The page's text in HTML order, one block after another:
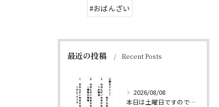
#おばんざい
最近の投稿 Recent Posts
2026/08/08
本日は土曜日ですので、たくさん食べていってちょーよ‼️